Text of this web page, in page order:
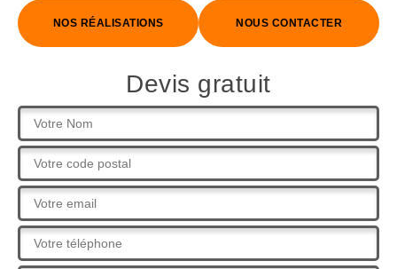
NOS RÉALISATIONS NOUS CONTACTER
Devis gratuit